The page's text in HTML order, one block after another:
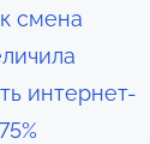
смена
интернет-